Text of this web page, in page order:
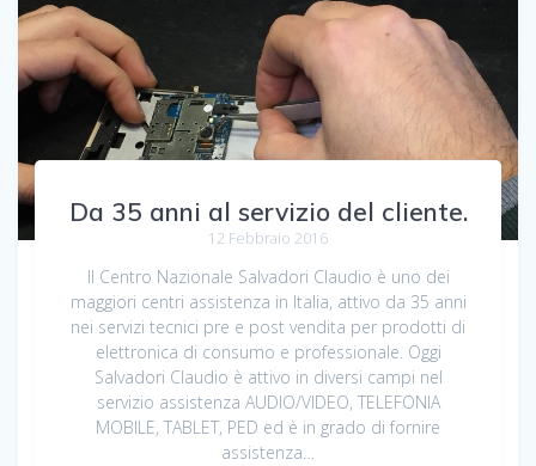
Da 35 anni al servizio del cliente.
12 Febbraio 2016
Il Centro Nazionale Salvadori Claudio è uno dei
maggiori centri assistenza in Italia, attivo da 35 anni
nei servizi tecnici pre e post vendita per prodotti di
elettronica di consumo e professionale. Oggi
Salvadori Claudio è attivo in diversi campi nel
servizio assistenza AUDIO/VIDEO, TELEFONIA
MOBILE, TABLET, PED ed è in grado di fornire
assistenza…